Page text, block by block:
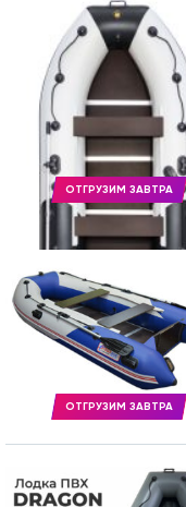
ОТГРУЗИМ ЗАВТРА
ОТГРУЗИМ ЗАВТРА